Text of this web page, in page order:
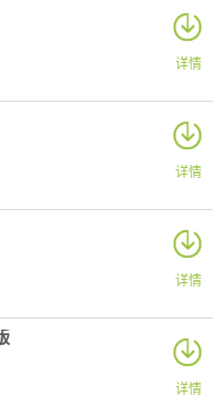
详情
详情
详情
详情